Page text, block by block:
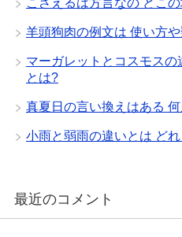
こさえるは方言なの どこ
羊頭狗肉の例文は 使い方
マーガレットとコスモス
とは?
真夏日の言い換えはある
小雨と弱雨の違いとは ど
最近のコメント